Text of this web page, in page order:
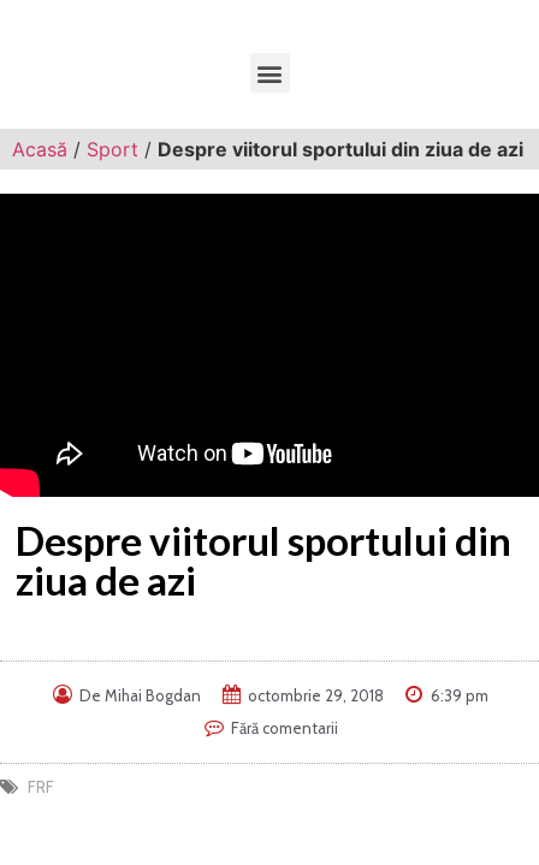
Acasă / Sport / Despre viitorul sportului din ziua de azi
Despre viitorul sportului din
ziua de azi
De Mihai Bogdan octombrie 29, 2018
6:39 pm
Fără comentarii
FRF